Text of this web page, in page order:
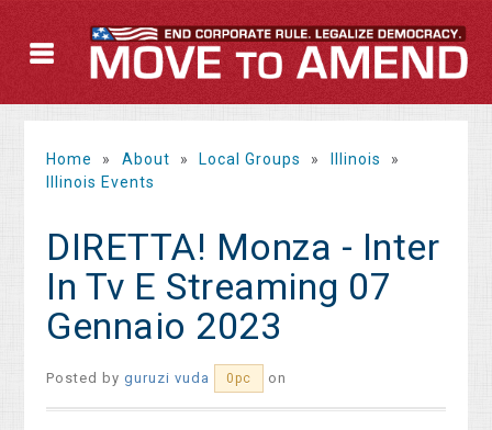
Home » About » Local Groups » Illinois
»
Illinois Events
DIRETTA! Monza - Inter
In Tv E Streaming 07
Gennaio 2023
Posted byguruzi vuda 0pc on